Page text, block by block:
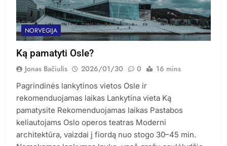
NORVEGIJA
Ką pamatyti Osle?
Jonas Bačiulis 2026/01/30 0 16 mins
Pagrindinės lankytinos vietos Osle ir
rekomenduojamas laikas Lankytina vieta Ką
pamatysite Rekomenduojamas laikas Pastabos
keliautojams Oslo operos teatras Moderni
architektūra, vaizdai į fiordą nuo stogo 30–45 min.